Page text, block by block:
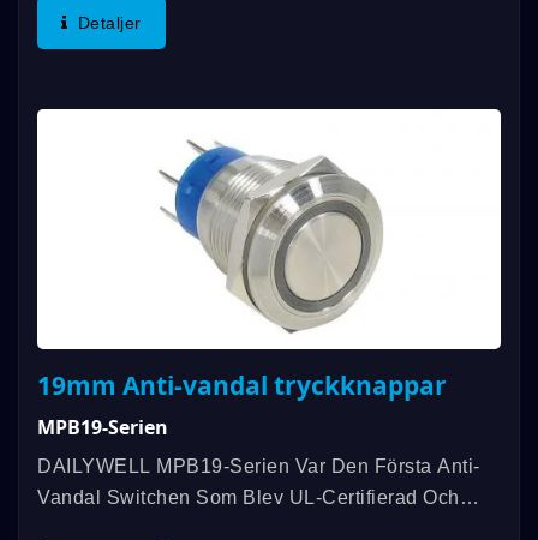
Eller Symbolbelysning För Ström. DAILYWELL
MPB16-Serien Anti-Vandalbrytare...
Detaljer
19mm Anti-vandal tryckknappar
MPB19-Serien
DAILYWELL MPB19-Serien Var Den Första Anti-
Vandal Switchen Som Blev UL-Certifierad Och